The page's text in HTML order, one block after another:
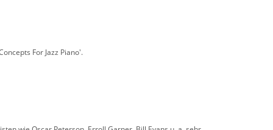
For Jazz Piano'.